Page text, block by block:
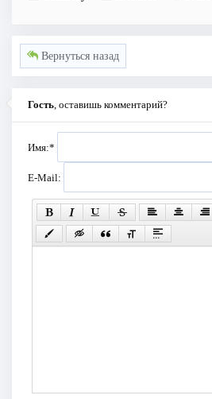
Вернуться назад
Гость, оставишь комментарий?
Имя:*
E-Mail: